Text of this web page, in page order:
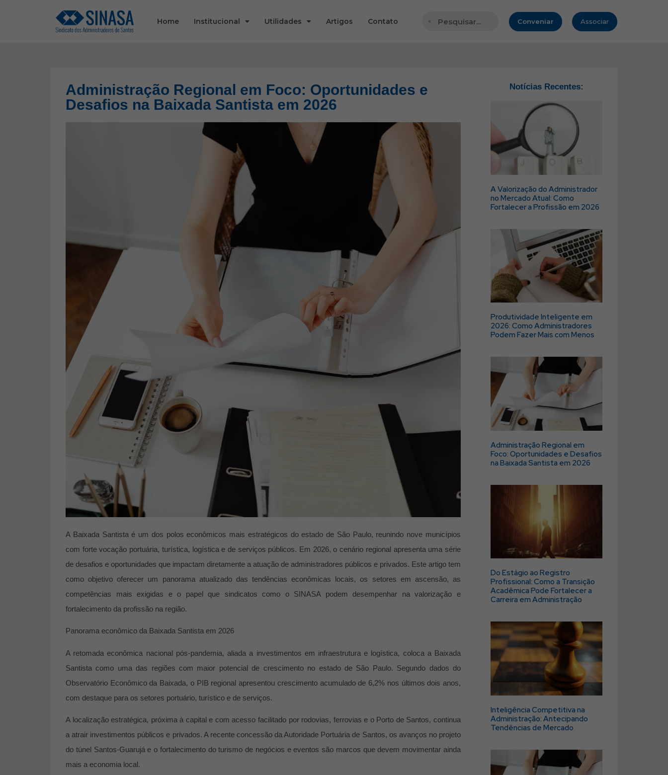
Home Institucional Utilidades Artigos Contato Conveniar Associar
Administração Regional em Foco: Oportunidades e
Desafios na Baixada Santista em 2026
A Baixada Santista é um dos polos econômicos mais estratégicos do estado de São Paulo, reunindo nove municípios
com forte vocação portuária, turística, logística e de serviços públicos. Em 2026, o cenário regional apresenta uma série
de desafios e oportunidades que impactam diretamente a atuação de administradores públicos e privados. Este artigo tem
como objetivo oferecer um panorama atualizado das tendências econômicas locais, os setores em ascensão, as
competências mais exigidas e o papel que sindicatos como o SINASA podem desempenhar na valorização e
fortalecimento da profissão na região.
Panorama econômico da Baixada Santista em 2026
A retomada econômica nacional pós-pandemia, aliada a investimentos em infraestrutura e logística, coloca a Baixada
Santista como uma das regiões com maior potencial de crescimento no estado de São Paulo. Segundo dados do
Observatório Econômico da Baixada, o PIB regional apresentou crescimento acumulado de 6,2% nos últimos dois anos,
com destaque para os setores portuário, turístico e de serviços.
A localização estratégica, próxima à capital e com acesso facilitado por rodovias, ferrovias e o Porto de Santos, continua
a atrair investimentos públicos e privados. A recente concessão da Autoridade Portuária de Santos, os avanços no projeto
do túnel Santos-Guarujá e o fortalecimento do turismo de negócios e eventos são marcos que devem movimentar ainda
mais a economia local.
Notícias Recentes:
A Valorização do Administrador
no Mercado Atual: Como
Fortalecer a Profissão em 2026
Produtividade Inteligente em
2026: Como Administradores
Podem Fazer Mais com Menos
Administração Regional em
Foco: Oportunidades e Desafios
na Baixada Santista em 2026
Do Estágio ao Registro
Profissional: Como a Transição
Acadêmica Pode Fortalecer a
Carreira em Administração
Inteligência Competitiva na
Administração: Antecipando
Tendências de Mercado